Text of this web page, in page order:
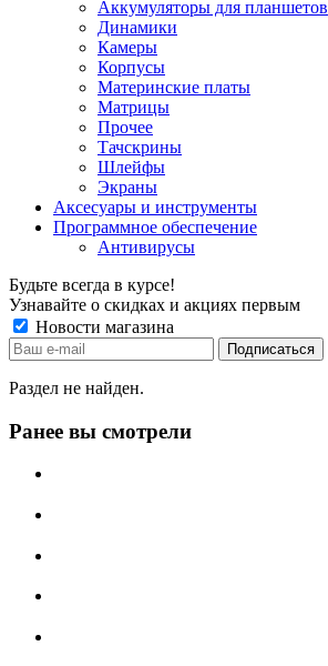
Аккумуляторы для планшетов
Динамики
Камеры
Корпусы
Материнские платы
Матрицы
Прочее
Тачскрины
Шлейфы
Экраны
Аксесуары и инструменты
Программное обеспечение
Антивирусы
Будьте всегда в курсе!
Узнавайте о скидках и акциях первым
Новости магазина
Раздел не найден.
Ранее вы смотрели